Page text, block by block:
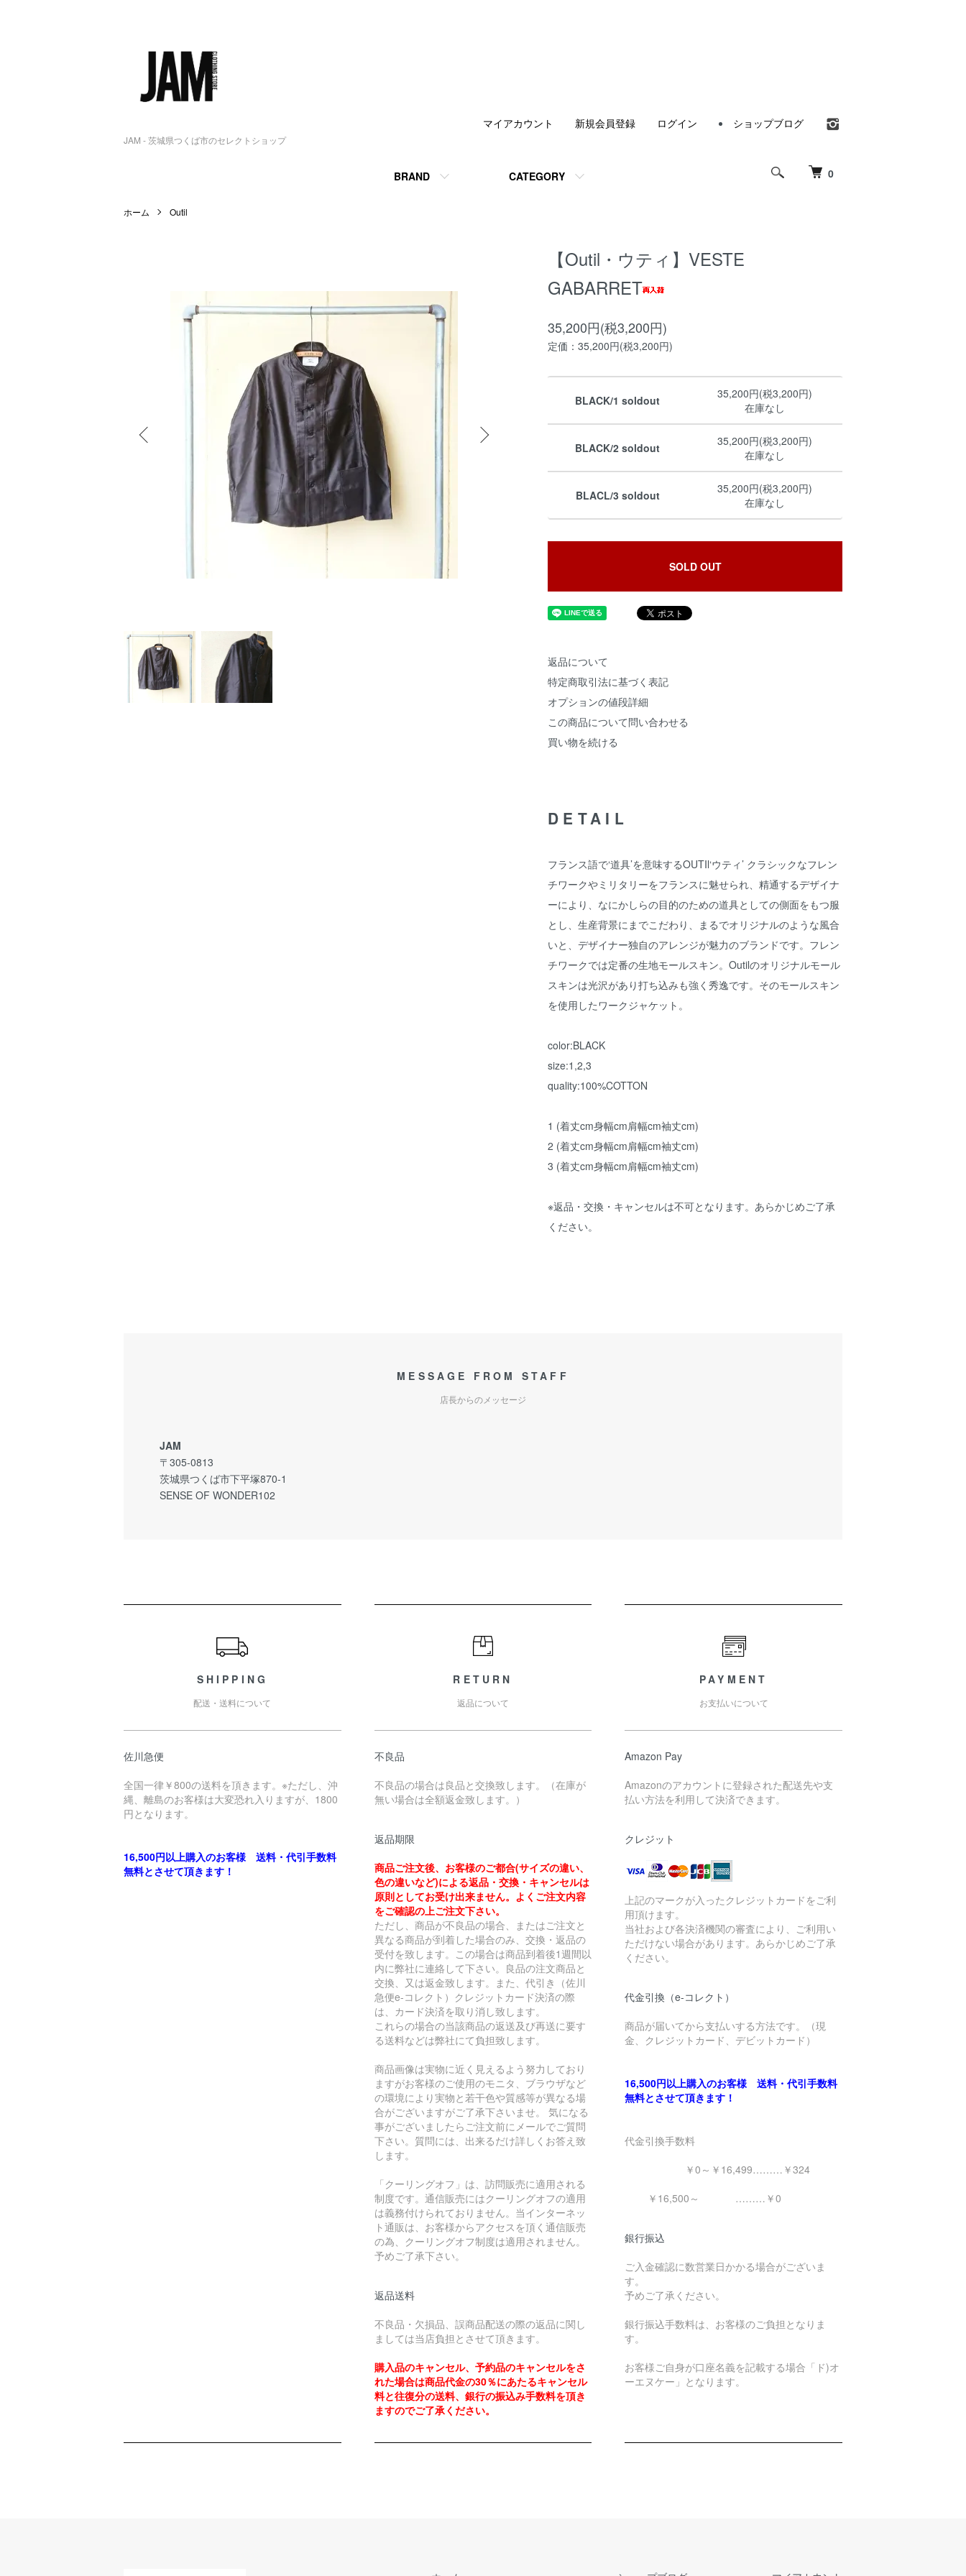
JAM - 茨城県つくば市のセレクトショップ
0
BRAND CATEGORY
マイアカウント 新規会員登録 ログイン ショップブログ
ホーム Outil
【Outil・ウティ】VESTE
GABARRET
35,200円(税3,200円)
定価：35,200円(税3,200円)
BLACK/1 soldout
35,200円(税3,200円)
在庫なし
BLACK/2 soldout
35,200円(税3,200円)
在庫なし
BLACL/3 soldout
35,200円(税3,200円)
在庫なし
SOLD OUT
返品について
特定商取引法に基づく表記
オプションの値段詳細
この商品について問い合わせる
買い物を続ける
DETAIL
フランス語で‘道具’を意味するOUTIl‘ウティ’ クラシックなフレン
チワークやミリタリーをフランスに魅せられ、精通するデザイナ
ーにより、なにかしらの目的のための道具としての側面をもつ服
とし、生産背景にまでこだわり、まるでオリジナルのような風合
いと、デザイナー独自のアレンジが魅力のブランドです。フレン
チワークでは定番の生地モールスキン。Outilのオリジナルモール
スキンは光沢があり打ち込みも強く秀逸です。そのモールスキン
を使用したワークジャケット。
color:BLACK
size:1,2,3
quality:100%COTTON
1 (着丈cm身幅cm肩幅cm袖丈cm)
2 (着丈cm身幅cm肩幅cm袖丈cm)
3 (着丈cm身幅cm肩幅cm袖丈cm)
※返品・交換・キャンセルは不可となります。あらかじめご了承
ください。
MESSAGE FROM STAFF
店長からのメッセージ
JAM
〒305-0813
茨城県つくば市下平塚870-1
SENSE OF WONDER102
SHIPPING
配送・送料について
佐川急便
全国一律￥800の送料を頂きます。※ただし、沖
縄、離島のお客様は大変恐れ入りますが、1800
円となります。
16,500円以上購入のお客様 送料・代引手数料
無料とさせて頂きます！
RETURN
返品について
不良品
不良品の場合は良品と交換致します。（在庫が
無い場合は全額返金致します。）
返品期限
商品ご注文後、お客様のご都合(サイズの違い、
色の違いなど)による返品・交換・キャンセルは
原則としてお受け出来ません。よくご注文内容
をご確認の上ご注文下さい。
ただし、商品が不良品の場合、またはご注文と
異なる商品が到着した場合のみ、交換・返品の
受付を致します。この場合は商品到着後1週間以
内に弊社に連絡して下さい。良品の注文商品と
交換、又は返金致します。また、代引き（佐川
急便e-コレクト）クレジットカード決済の際
は、カード決済を取り消し致します。
これらの場合の当該商品の返送及び再送に要す
る送料などは弊社にて負担致します。
商品画像は実物に近く見えるよう努力しており
ますがお客様のご使用のモニタ、ブラウザなど
の環境により実物と若干色や質感等が異なる場
合がございますがご了承下さいませ。 気になる
事がございましたらご注文前にメールでご質問
下さい。質問には、出来るだけ詳しくお答え致
します。
「クーリングオフ」は、訪問販売に適用される
制度です。通信販売にはクーリングオフの適用
は義務付けられておりません。当インターネッ
ト通販は、お客様からアクセスを頂く通信販売
の為、クーリングオフ制度は適用されません。
予めご了承下さい。
返品送料
不良品・欠損品、誤商品配送の際の返品に関し
ましては当店負担とさせて頂きます。
購入品のキャンセル、予約品のキャンセルをさ
れた場合は商品代金の30％にあたるキャンセル
料と往復分の送料、銀行の振込み手数料を頂き
ますのでご了承ください。
PAYMENT
お支払いについて
Amazon Pay
Amazonのアカウントに登録された配送先や支
払い方法を利用して決済できます。
クレジット
上記のマークが入ったクレジットカードをご利
用頂けます。
当社および各決済機関の審査により、ご利用い
ただけない場合があります。あらかじめご了承
ください。
代金引換（e-コレクト）
商品が届いてから支払いする方法です。（現
金、クレジットカード、デビットカード）
16,500円以上購入のお客様 送料・代引手数料
無料とさせて頂きます！
代金引換手数料
￥0～￥16,499………￥324
￥16,500～ ………￥0
銀行振込
ご入金確認に数営業日かかる場合がございま
す。
予めご了承ください。
銀行振込手数料は、お客様のご負担となりま
す。
お客様ご自身が口座名義を記載する場合「ド)オ
ーエヌケー」となります。